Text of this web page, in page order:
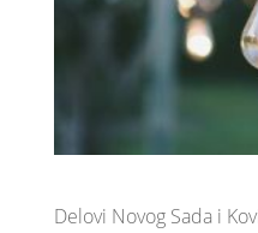
Delovi Novog Sada i